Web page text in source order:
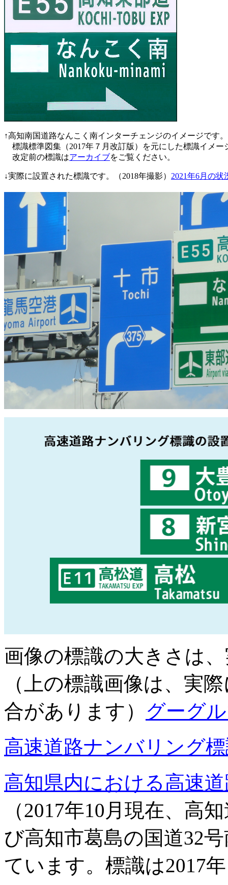
↑高知南国道路なんこく南インターチェンジのイメージです。
標識標準図集（2017年７月改訂版）を元にした標識イメー
改定前の標識はアーカイブをご覧ください。
↓実際に設置された標識です。（2018年撮影） 2021年6月の状
画像の標識の大きさは
（上の標識画像は、実
合があります） グーグ
高速道路ナンバリング
高知県内における高速
（2017年10 月現在、高
び高知市葛島の国道32
ています。標識は2017